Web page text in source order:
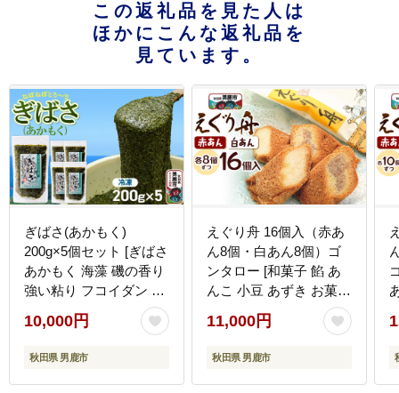
この返礼品を見た人は
ほかにこんな返礼品を
見ています。
ぎばさ(あかもく)
200g×5個セット [ぎばさ
あかもく 海藻 磯の香り
強い粘り フコイダン フ
コキサンチン 高栄養価
食物繊維 シャキシャキ
食感 秋田県 男鹿市]
10,000円
秋田県 男鹿市
えぐり舟 16個入（赤あ
ん8個・白あん8個）ゴ
ンタロー [和菓子 餡 あ
んこ 小豆 あずき お菓子
ホイル焼き スイーツ 焼
き菓子 焼菓子]
11,000円
秋田県 男鹿市